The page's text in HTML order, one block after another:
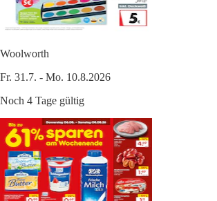
Woolworth
Fr. 31.7. - Mo. 10.8.2026
Noch 4 Tage gültig